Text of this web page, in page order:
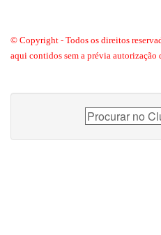
© Copyright - Todos os direitos
aqui contidos sem a prévia autorização